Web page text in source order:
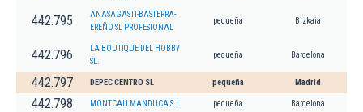
442.795
ANASAGASTI-BASTERRA-
EREÑO SL PROFESIONAL
pequeña Bizkaia
442.796
LA BOUTIQUE DEL HOBBY
SL.
pequeña Barcelona
442.797 DEPEC CENTRO SL pequeña Madrid
442.798 MONTCAU MANDUCA S.L. pequeña Barcelona